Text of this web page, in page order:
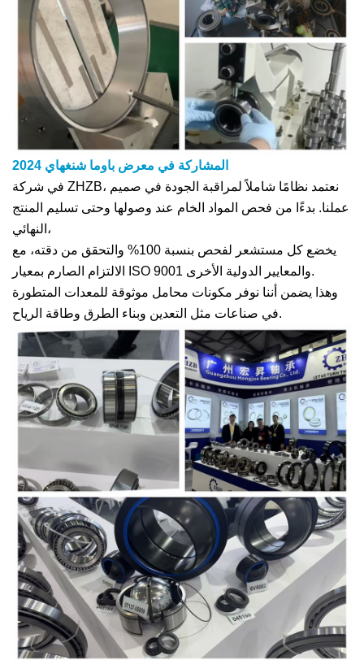
المشاركة في معرض باوما شنغهاي 2024
في شركة ZHZB، نعتمد نظامًا شاملاً لمراقبة الجودة في صميم
عملنا. بدءًا من فحص المواد الخام عند وصولها وحتى تسليم المنتج
النهائي،
يخضع كل مستشعر لفحص بنسبة 100% والتحقق من دقته، مع
الالتزام الصارم بمعيار ISO 9001 والمعايير الدولية الأخرى.
وهذا يضمن أننا نوفر مكونات محامل موثوقة للمعدات المتطورة
في صناعات مثل التعدين وبناء الطرق وطاقة الرياح.